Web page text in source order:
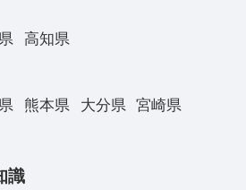
高知県
熊本県 大分県
宮崎県
識